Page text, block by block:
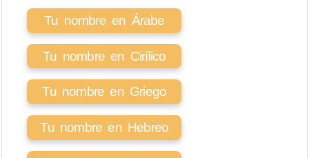
Tu nombre en Árabe
Tu nombre en Cirílico
Tu nombre en Griego
Tu nombre en Hebreo